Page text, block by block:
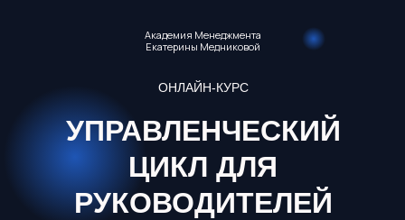
УПРАВЛЕНЧЕСКИЙ
ЦИКЛ ДЛЯ
РУКОВОДИТЕЛЕЙ
ОНЛАЙН-КУРС
Академия Менеджмента
Екатерины Медниковой